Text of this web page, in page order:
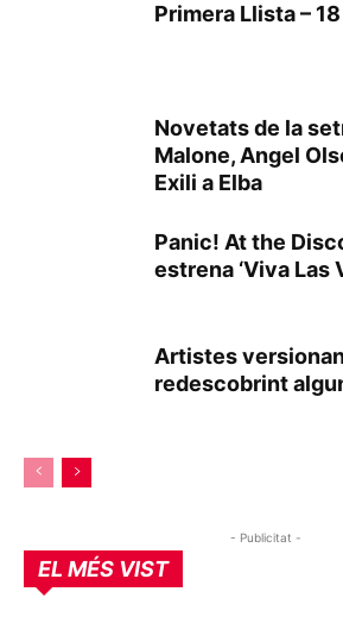
Primera Llista –
Novetats de la
Malone, Angel
Exili a Elba
Panic! At the
estrena ‘Viva Las
Artistes
redescobrint
- Publicitat -
EL MÉS VIST